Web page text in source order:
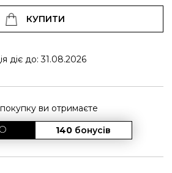
КУПИТИ
діє до: 31.08.2026
ви отримаєте
140 бонусів